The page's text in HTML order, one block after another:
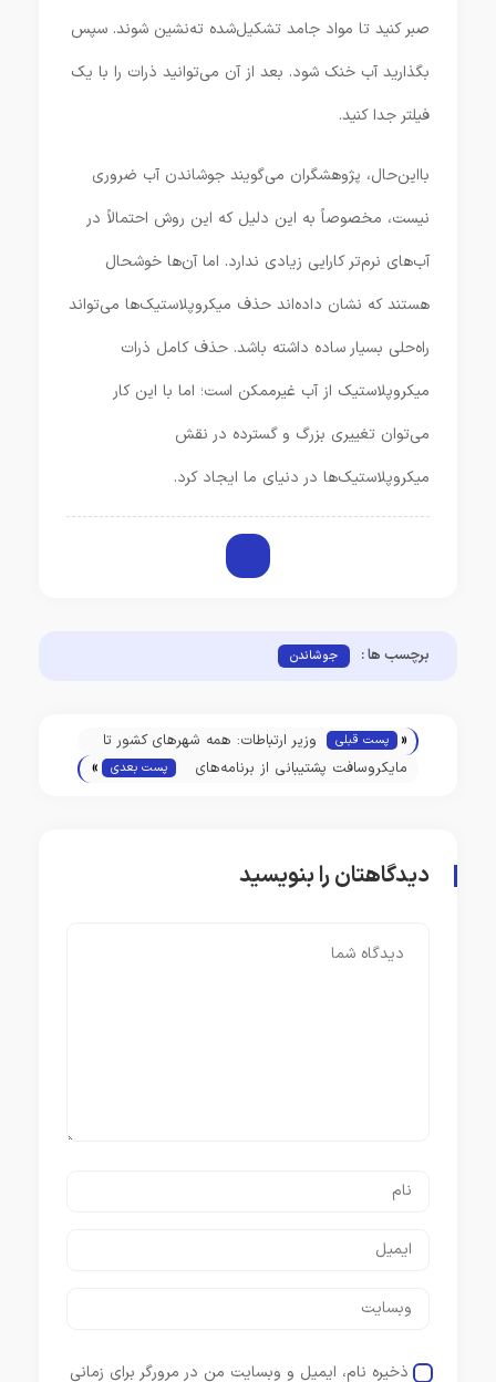
صبر کنید تا مواد جامد تشکیل‌شده ته‌نشین شوند. سپس
بگذارید آب خنک شود. بعد از آن می‌توانید ذرات را با یک
فیلتر جدا کنید.
بااین‌حال، پژوهشگران می‌گویند جوشاندن آب ضروری
نیست، مخصوصاً به این دلیل که این روش احتمالاً در
آب‌های نرم‌تر کارایی زیادی ندارد. اما آن‌ها خوشحال
هستند که نشان داده‌اند حذف میکروپلاستیک‌ها می‌تواند
راه‌حلی بسیار ساده داشته باشد. حذف کامل ذرات
میکروپلاستیک از آب غیرممکن است؛ اما با این کار
می‌توان تغییری بزرگ و گسترده در نقش
میکروپلاستیک‌ها در دنیای ما ایجاد کرد.
برچسب ها : جوشاندن
« پست قبلی
وزیر ارتباطات: همه شهرهای کشور تا
شهریور ۱۴۰۴ تحت پوشش فیبرمایکروسافت پشتیبانی از برنامه‌های
پست بعدی »
دیدگاهتان را بنویسید
ذخیره نام، ایمیل و وبسایت من در مرورگر برای زمانی